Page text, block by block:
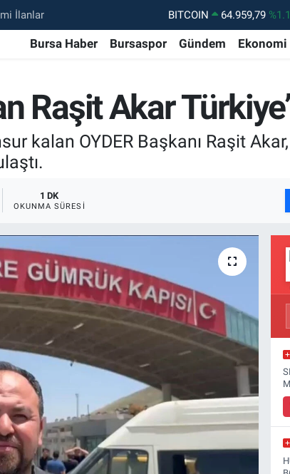
İlanlar DOLAR 47,7436
EURO
55,2510 %0.32
GRAM ALTIN
6660.55
%0.03
BİST100
13.779 %-
BITCOIN
64.959,79
Bursa Haber Bursaspor Gündem Ekonomi
Raşit Akar
kalan OYDER Başkanı Raşit
1 DK
OKUNMA SÜRESI